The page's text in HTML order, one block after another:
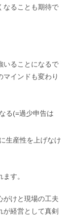
なることも期待で
いることになるで
マインドも変わり
る(=過少申告は
生産性を上げなけ
す。
がけと現場の工夫
が経営として真剣